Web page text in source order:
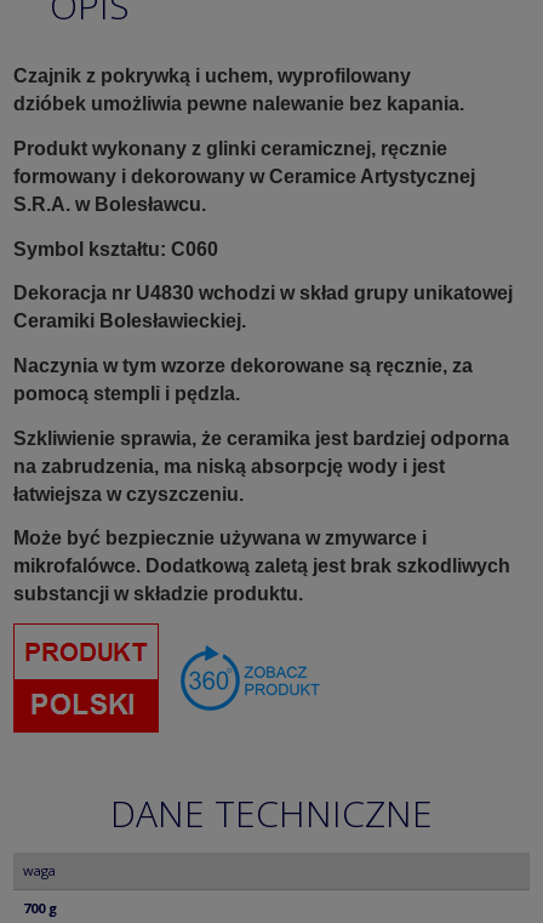
Czajnik z pokrywką i uchem, wyprofilowany
dzióbek umożliwia pewne nalewanie bez kapania.
Produkt wykonany z glinki ceramicznej, ręcznie
formowany i dekorowany w Ceramice Artystycznej
S.R.A. w Bolesławcu.
Symbol kształtu: C060
Dekoracja nr U4830 wchodzi w skład grupy unikatowej
Ceramiki Bolesławieckiej.
Naczynia w tym wzorze dekorowane są ręcznie, za
pomocą stempli i pędzla.
Szkliwienie sprawia, że ceramika jest bardziej odporna
na zabrudzenia, ma niską absorpcję wody i jest
łatwiejsza w czyszczeniu.
Może być bezpiecznie używana w zmywarce i
mikrofalówce. Dodatkową zaletą jest brak szkodliwych
substancji w składzie produktu.
DANE TECHNICZNE
waga
700 g